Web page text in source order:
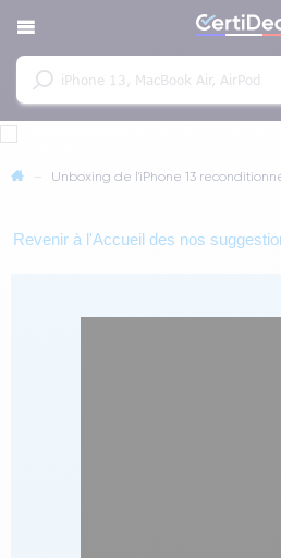
Unboxing de l'iPhone 13
Revenir à l'Accueil des nos